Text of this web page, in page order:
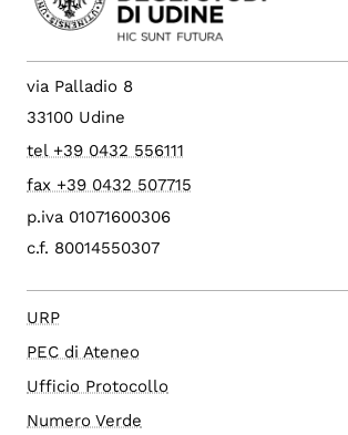
via Palladio 8
33100 Udine
tel +39 0432 556111
fax +39 0432 507715
p.iva 01071600306
c.f. 80014550307
URP
PEC di Ateneo
Ufficio Protocollo
Numero Verde